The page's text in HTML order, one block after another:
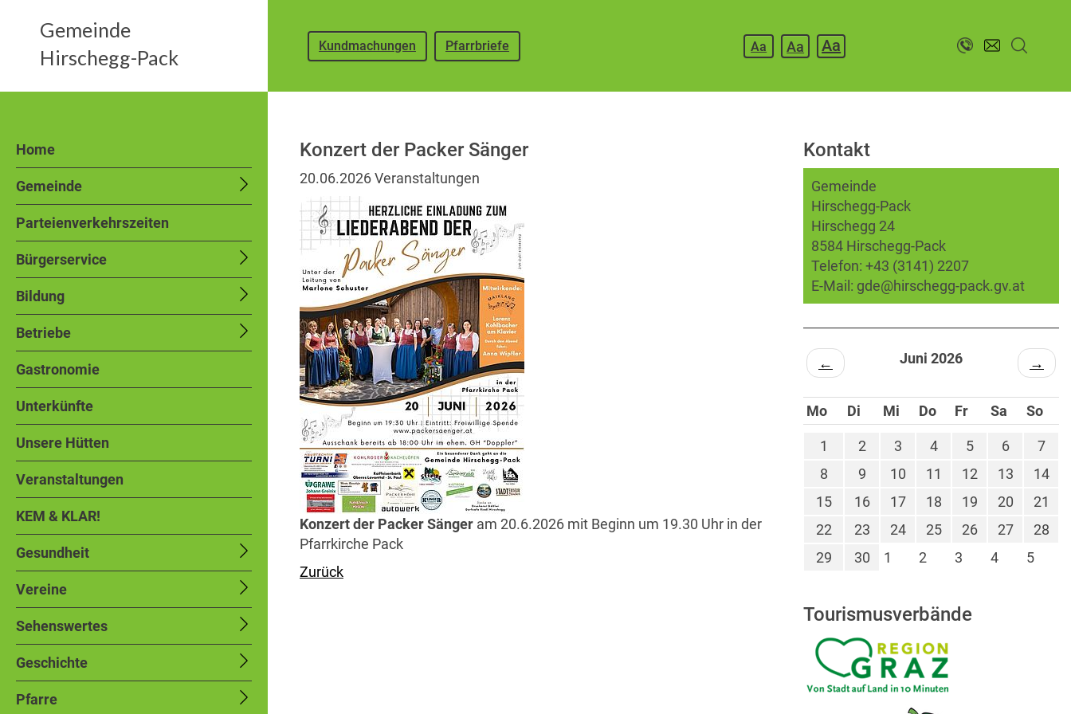
Kundmachungen Pfarrbriefe Aa Aa Aa
Gemeinde
Hirschegg-Pack
Home
Gemeinde
Parteienverkehrszeiten
Bürgerservice
Bildung
Betriebe
Gastronomie
Unterkünfte
Unsere Hütten
Veranstaltungen
KEM & KLAR!
Gesundheit
Vereine
Sehenswertes
Geschichte
Pfarre
Konzert der Packer Sänger
20.06.2026Veranstaltungen
Konzert der Packer Sänger am 20.6.2026 mit Beginn um 19.30 Uhr in der
Pfarrkirche Pack
Zurück
Kontakt
Gemeinde
Hirschegg-Pack
Hirschegg 24
8584 Hirschegg-Pack
Telefon: +43 (3141) 2207
E-Mail: gde@hirschegg-pack.gv.at
← Juni 2026 →
Mo Di Mi Do Fr Sa So
1 2 3 4 5 6
7
8
9 10 11 12 13
14
15
16 17 18 19 20
21
22
23 24 25 26 27
28
29
30 1 2 3 4 5
Tourismusverbände